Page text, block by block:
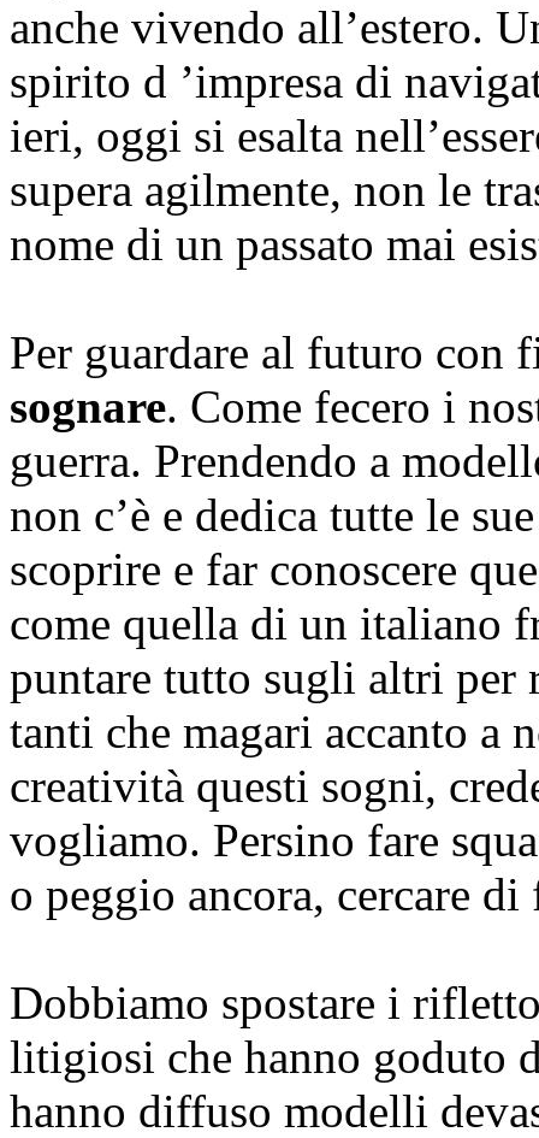
anche vivendo all’estero.
spirito d ’impresa di
ieri, oggi si esalta
supera agilmente, non le
nome di un passato mai
Per guardare al futuro con
sognare. Come fecero i
guerra. Prendendo a
non c’è e dedica tutte le
scoprire e far conoscere
come quella di un italiano
puntare tutto sugli altri
tanti che magari accanto a
creatività questi sogni,
vogliamo. Persino fare
o peggio ancora, cercare
Dobbiamo spostare i
litigiosi che hanno goduto
hanno diffuso modelli